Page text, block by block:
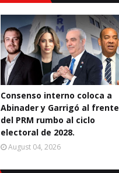
Consenso interno coloca a
Abinader y Garrigó al frente
del PRM rumbo al ciclo
electoral de 2028.
August 04, 2026